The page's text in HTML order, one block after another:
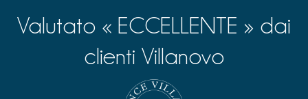
Frigorifero
Lavastoviglie
Macchina per il caffè Nespresso
Valutato « ECCELLENTE » dai
clienti Villanovo